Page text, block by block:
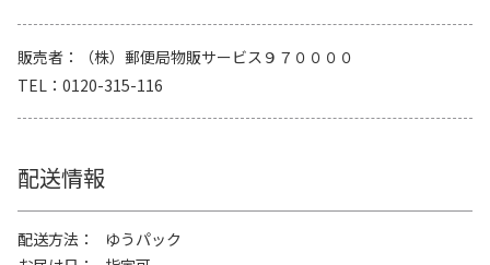
販売者
（株）郵便局物販サービス９７００００
TEL
0120-315-116
配送情報
配送方法
ゆうパック